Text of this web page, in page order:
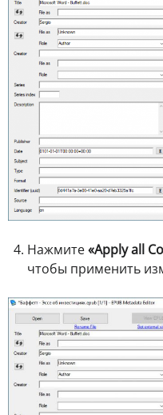
Нажмите«Apply all
чтобы применить